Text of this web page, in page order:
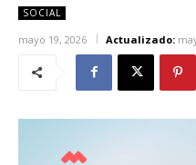
SOCIAL
mayo 19, 2026 Actualizado: